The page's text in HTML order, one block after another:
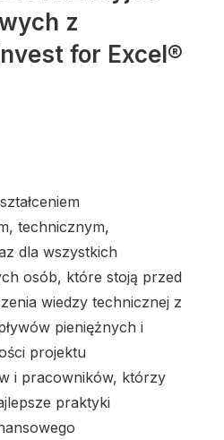
z
for Excel®
technicznym,
dla wszystkich
osób, które stoją przed
wiedzy technicznej z
pieniężnych i
projektu
i pracowników, którzy
praktyki